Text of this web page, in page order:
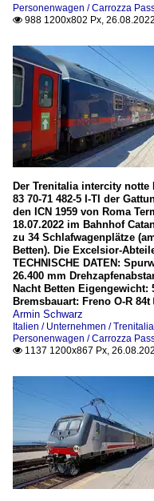
Personenwagen / Carrozza
 988 1200x802 Px, 26.08.2022
Der Trenitalia intercity notte
83 70-71 482-5 I-TI der
den ICN 1959 von Roma
18.07.2022 im Bahnhof
zu 34 Schlafwagenplätze
Betten). Die Excelsior-
TECHNISCHE DATEN:
26.400 mm
Nacht Betten
Bremsbauart: Freno O-R 84t
Armin Schwarz
Italien / Unternehmen /
Personenwagen / Carrozza
 1137 1200x867 Px,